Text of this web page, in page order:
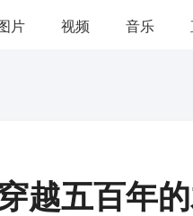
片 视频 音乐
越五百年